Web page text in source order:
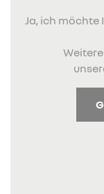
Ja, ich möchte